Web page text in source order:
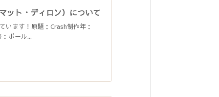
ット・ディロン）について
います！原題：Crash制作年：
ポール...